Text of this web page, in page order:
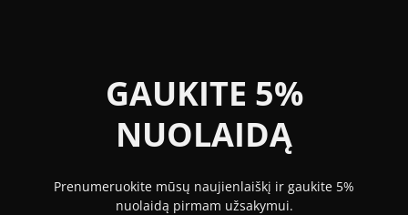
GAUKITE 5%
NUOLAIDĄ
Prenumeruokite mūsų naujienlaiškį ir gaukite 5%
nuolaidą pirmam užsakymui.